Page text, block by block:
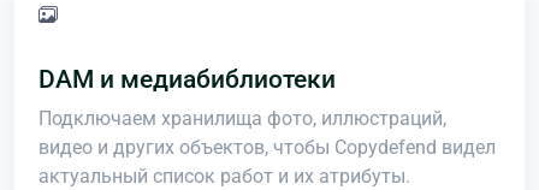
DAM и медиабиблиотеки
Подключаем хранилища фото, иллюстраций,
видео и других объектов, чтобы Copydefend видел
актуальный список работ и их атрибуты.